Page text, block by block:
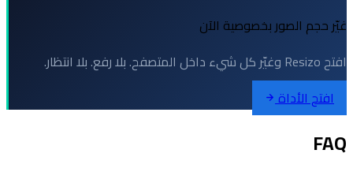
غيّر حجم الصور بخصوصية الآن
افتح Resizo وغيّر كل شيء داخل المتصفح. بلا رفع. بلا انتظار.
افتح الأداة
FAQ